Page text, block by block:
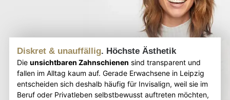
Diskret & unauffällig. Höchste Ästhetik
Die unsichtbaren Zahnschienen sind transparent und
fallen im Alltag kaum auf. Gerade Erwachsene in Leipzig
entscheiden sich deshalb häufig für Invisalign, weil sie im
Beruf oder Privatleben selbstbewusst auftreten möchten,